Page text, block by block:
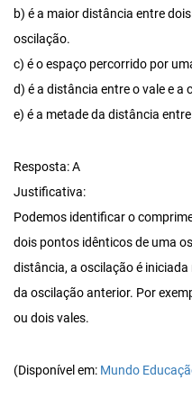
b) é a maior distância entre
oscilação.
c) é o espaço percorrido por
d) é a distância entre o vale e a
e) é a metade da distância
Resposta: A
Justificativa:
Podemos identificar o
dois pontos idênticos de uma
distância, a oscilação é
da oscilação anterior. Por
ou dois vales.
(Disponível em: Mundo